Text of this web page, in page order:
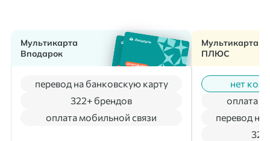
Мультикарта
Вподарок
оплата мобильной связи
перевод на банковскую карту
322+ брендов
Мультикарта
ПЛЮС
нет
оплата
перевод на